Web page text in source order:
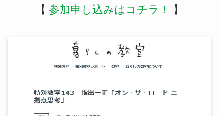
【 参加申し込みはコチラ！ 】